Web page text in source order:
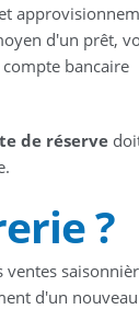
d'un prêt,
bancaire
de réserve
?
ventes
d'un